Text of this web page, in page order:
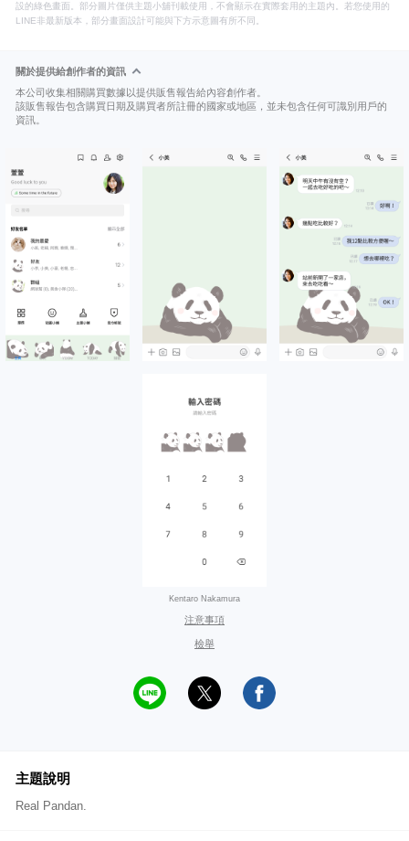
設的綠色畫面。部分圖片僅供主題小舖刊載使用，不會顯示在實際套用的主題內。若您使用的
LINE非最新版本，部分畫面設計可能與下方示意圖有所不同。
關於提供給創作者的資訊
本公司收集相關購買數據以提供販售報告給內容創作者。
該販售報告包含購買日期及購買者所註冊的國家或地區，並未包含任何可識別用戶的
資訊。
Kentaro Nakamura
注意事項
檢舉
主題說明
Real Pandan.